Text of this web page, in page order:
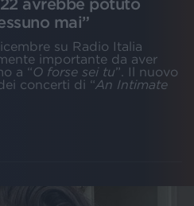
avrebbe potuto
mai”
su Radio Italia
importante da aver
a “O forse sei tu”. Il nuovo
concerti di “An Intimate